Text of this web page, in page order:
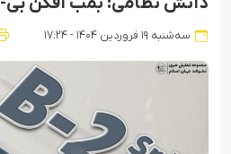
سه‌شنبه ۱۹ فروردین ۱۴۰۴ - ۱۷:۲۴